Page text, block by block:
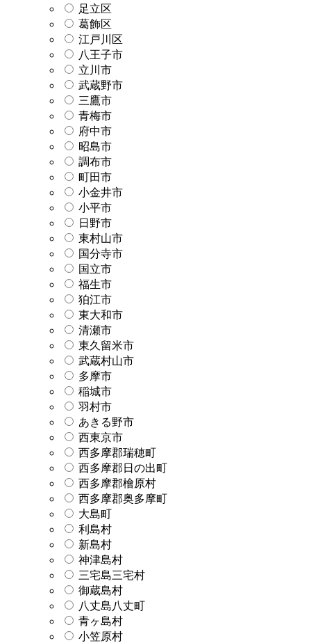
足立区
葛飾区
江戸川区
八王子市
立川市
武蔵野市
三鷹市
青梅市
府中市
昭島市
調布市
町田市
小金井市
小平市
日野市
東村山市
国分寺市
国立市
福生市
狛江市
東大和市
清瀬市
東久留米市
武蔵村山市
多摩市
稲城市
羽村市
あきる野市
西東京市
西多摩郡瑞穂町
西多摩郡日の出町
西多摩郡檜原村
西多摩郡奥多摩町
大島町
利島村
新島村
神津島村
三宅島三宅村
御蔵島村
八丈島八丈町
青ヶ島村
小笠原村